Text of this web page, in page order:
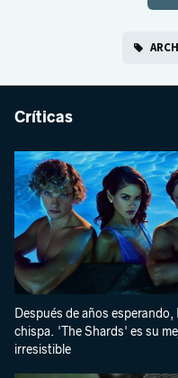
Críticas
Después de años
chispa. 'The Shards' es su
irresistible